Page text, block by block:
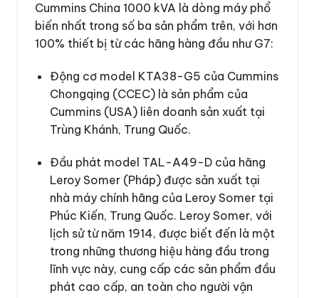
Cummins China 1000 kVA là dòng máy phổ
biến nhất trong số ba sản phẩm trên, với hơn
100% thiết bị từ các hãng hàng đầu như G7:
Động cơ model KTA38-G5 của Cummins
Chongqing (CCEC) là sản phẩm của
Cummins (USA) liên doanh sản xuất tại
Trùng Khánh, Trung Quốc.
Đầu phát model TAL-A49-D của hãng
Leroy Somer (Pháp) được sản xuất tại
nhà máy chính hãng của Leroy Somer tại
Phúc Kiến, Trung Quốc. Leroy Somer, với
lịch sử từ năm 1914, được biết đến là một
trong những thương hiệu hàng đầu trong
lĩnh vực này, cung cấp các sản phẩm đầu
phát cao cấp, an toàn cho người vận